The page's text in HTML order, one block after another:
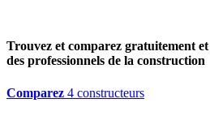
Trouvez et comparez gratuitement et
des professionnels de la construction
Comparez 4 constructeurs